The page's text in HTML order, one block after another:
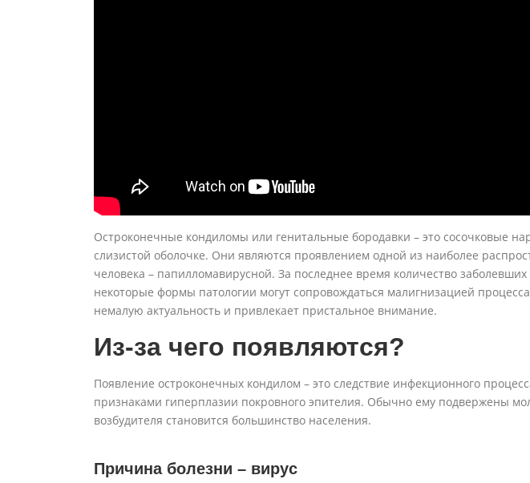
Остроконечные кондиломы или генитальные бородавки – это сосочковые
слизистой оболочке. Они являются проявлением одной из наиболее
человека – папилломавирусной. За последнее время количество
некоторые формы патологии могут сопровождаться малигнизацией
немалую актуальность и привлекает пристальное внимание.
Из-за чего появляются?
Появление остроконечных кондилом – это следствие инфекционного
признаками гиперплазии покровного эпителия. Обычно ему подвержены
возбудителя становится большинство населения.
Причина болезни – вирус